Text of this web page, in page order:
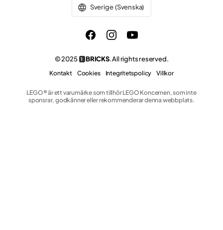
Sverige (Svenska)
© 2025 1 BRICKS. All rights reserved.
Kontakt Cookies Integritetspolicy Villkor
LEGO® är ett varumärke som tillhör LEGO Koncernen, som inte
sponsrar, godkänner eller rekommenderar denna webbplats.